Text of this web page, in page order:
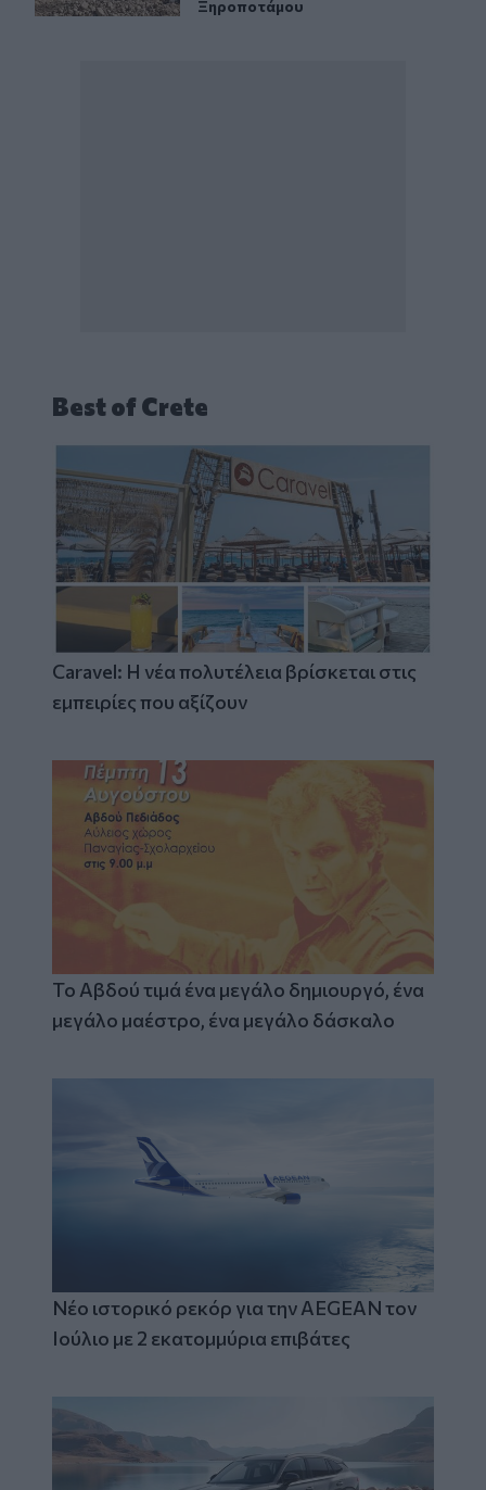
Ξηροποτάμου
Best of Crete
Caravel: Η νέα πολυτέλεια βρίσκεται στις
εμπειρίες που αξίζουν
Το Αβδού τιμά ένα μεγάλο δημιουργό, ένα
μεγάλο μαέστρο, ένα μεγάλο δάσκαλο
Νέο ιστορικό ρεκόρ για την AEGEAN τον
Ιούλιο με 2 εκατομμύρια επιβάτες